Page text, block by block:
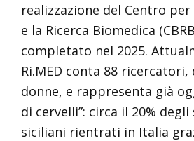
realizzazione del Centro
e la Ricerca Biomedica
completato nel 2025.
Ri.MED conta 88 ricercatori,
donne, e rappresenta già
di cervelli”: circa il 20%
siciliani rientrati in Italia